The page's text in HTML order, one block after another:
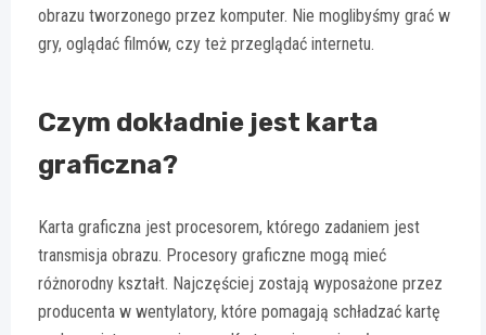
obrazu tworzonego przez komputer. Nie moglibyśmy grać w
gry, oglądać filmów, czy też przeglądać internetu.
Czym dokładnie jest karta
graficzna?
Karta graficzna jest procesorem, którego zadaniem jest
transmisja obrazu. Procesory graficzne mogą mieć
różnorodny kształt. Najczęściej zostają wyposażone przez
producenta w wentylatory, które pomagają schładzać kartę